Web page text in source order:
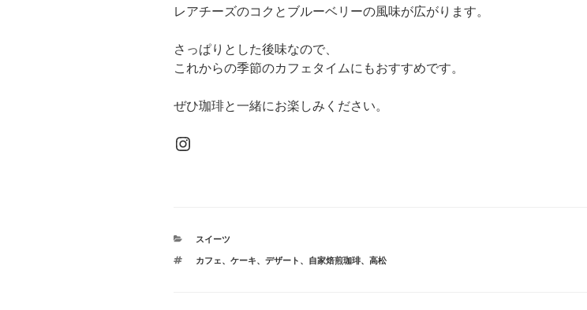
レアチーズのコクとブルーベリーの風味が広がります。
さっぱりとした後味なので、
これからの季節のカフェタイムにもおすすめです。
ぜひ珈琲と一緒にお楽しみください。
Instagram
カ
ゴ
スイーツ
タ
カフェ、 ケーキ、 デザート 、 自家焙煎珈琲、 高松